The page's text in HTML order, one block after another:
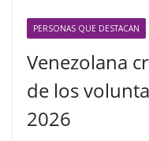
PERSONAS QUE DESTACAN
Venezolana
de los
2026